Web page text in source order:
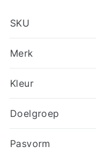
SKU
Merk
Kleur
Doelgroep
Pasvorm